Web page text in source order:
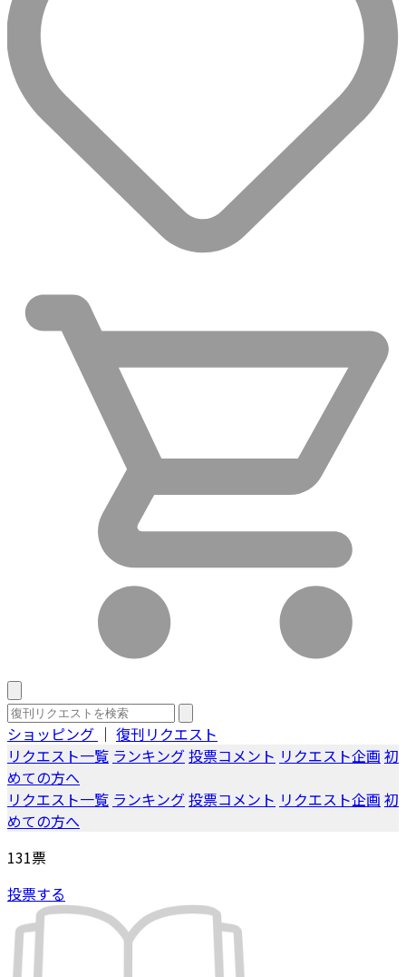
ショッピング ｜ 復刊リクエスト
リクエスト一覧 ランキング投票コメント リクエスト企画 初
めての方へ
リクエスト一覧 ランキング投票コメント リクエスト企画 初
めての方へ
131票
投票する